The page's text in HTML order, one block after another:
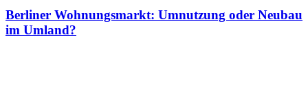
Berliner Wohnungsmarkt: Umnutzung oder Neubau
im Umland?